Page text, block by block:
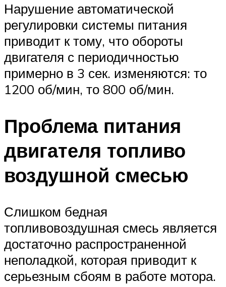
Нарушение автоматической
регулировки системы питания
приводит к тому, что обороты
двигателя с периодичностью
примерно в 3 сек. изменяются: то
1200 об/мин, то 800 об/мин.
Проблема питания
двигателя топливо
воздушной смесью
Слишком бедная
топливовоздушная смесь является
достаточно распространенной
неполадкой, которая приводит к
серьезным сбоям в работе мотора.